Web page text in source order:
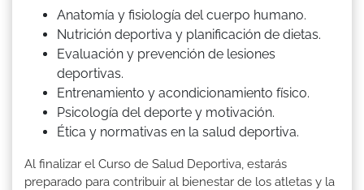
Anatomía y fisiología del cuerpo humano.
Nutrición deportiva y planificación de dietas.
Evaluación y prevención de lesiones
deportivas.
Entrenamiento y acondicionamiento físico.
Psicología del deporte y motivación.
Ética y normativas en la salud deportiva.
Al finalizar el Curso de Salud Deportiva, estarás
preparado para contribuir al bienestar de los atletas y la